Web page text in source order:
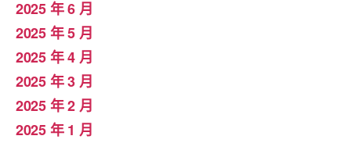
2025 年 6 月
2025 年 5 月
2025 年 4 月
2025 年 3 月
2025 年 2 月
2025 年 1 月